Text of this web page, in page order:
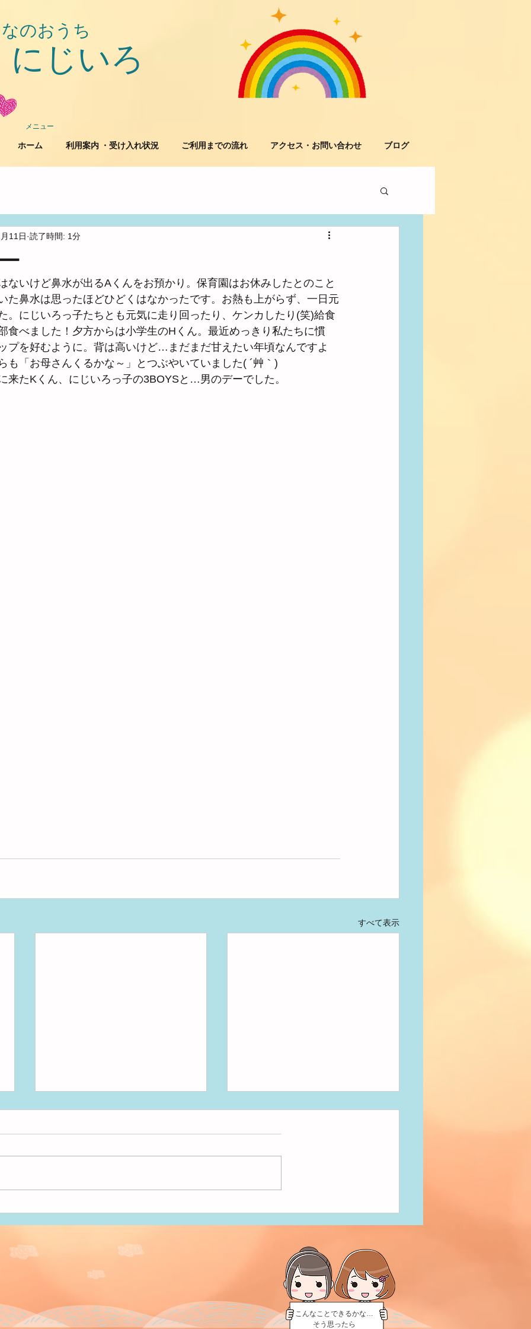
のおうち
にじいろ
ホーム 利用案内 ・受け入れ状況 ご利用までの流れ アクセス・お問い合わせ ブログ
メニュー
11日 読了時間: 1分
ないけど鼻水が出るAくんをお預かり。保育園はお休みしたとのこと
た鼻水は思ったほどひどくはなかったです。お熱も上がらず、一日元
。にじいろっ子たちとも元気に走り回ったり、ケンカしたり(笑)給食
食べました！夕方からは小学生のHくん。最近めっきり私たちに慣
プを好むように。背は高いけど…まだまだ甘えたい年頃なんですよ
も「お母さんくるかな～」とつぶやいていました( ´艸｀)
来たKくん、にじいろっ子の3BOYSと…男のデーでした。
すべて表示
こんなことできるかな…
そう思ったら